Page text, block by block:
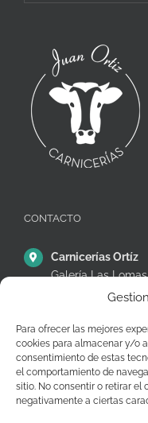
Para ofrecer las mejores
cookies para almacenar y/o
consentimiento de estas
el comportamiento de
sitio. No consentir o retirar el
negativamente a ciertas
CONTACTO
Carnicerías Ortíz
Galería Las Lomas
Puestos 14,15 y 16
28935 – Madrid –
+34 91 646 26 97